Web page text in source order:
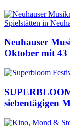
Neuhauser
Oktober mit 43
siebentägigen